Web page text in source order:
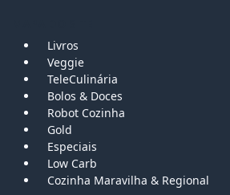
Livros
Veggie
TeleCulinária
Bolos & Doces
Robot Cozinha
Gold
Especiais
Low Carb
Cozinha Maravilha & Regional